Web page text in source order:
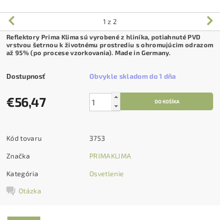
1 z 2
Reflektory Prima Klima sú vyrobené z hliníka, potiahnuté PVD
vrstvou šetrnou k životnému prostrediu s ohromujúcim odrazom
až 95% (po procese vzorkovania). Made in Germany.
Dostupnosť Obvykle skladom do 1 dňa
€56,47
Kód tovaru 3753
Značka PRIMAKLIMA
Kategória Osvetlenie
Otázka